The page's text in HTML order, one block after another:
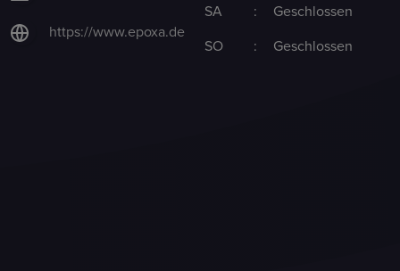
https://www.epoxa.de
SA : Geschlossen
SO : Geschlossen